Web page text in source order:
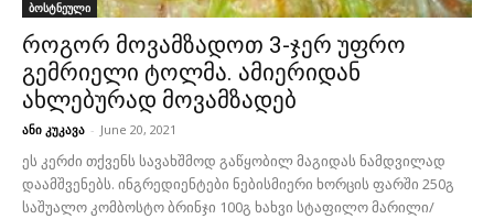
ბოსტნეული
როგორ მოვამზადოთ 3-ჯერ უფრო
გემრიელი ტოლმა. ამიერიდან
ახლებურად მოვამზადებ
ანი კუკავა - June 20, 2021
ეს კერძი თქვენს სავახშმოდ გაწყობილ მაგიდას ნამდვილად
დაამშვენებს. ინგრედიენტები ნებისმიერი ხორცის ფარში 250გ
საშუალო კომბოსტო ბრინჯი 100გ ხახვი სტაფილო მარილი/